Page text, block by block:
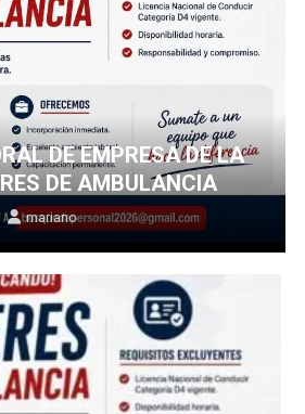
DE EMPRESA DE LA
DE AMBULANCIA
mariano